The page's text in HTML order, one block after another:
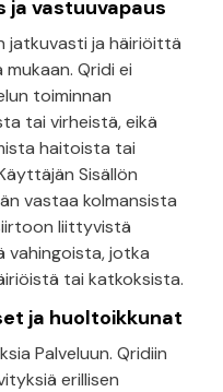
ja vastuuvapaus
jatkuvasti ja häiriöittä
Qridi ei
toiminnan
tai virheistä, eikä
haitoista tai
Sisällön
vastaa kolmansista
liittyvistä
vahingoista, jotka
tai katkoksista.
ja huoltoikkunat
Palveluun. Qridiin
erillisen